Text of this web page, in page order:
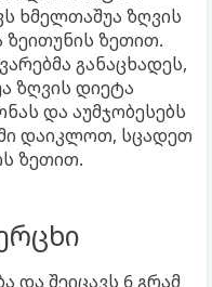
ხმელთაშუა ზღვის
ზეთით.
განაცხადეს,
ზღვის დიეტა
და აუმჯობესებს
დაიკლოთ, სცადეთ
ზეთით.
და შეიცავს 6 გრამ